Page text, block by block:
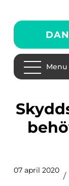
Menu
Skyddsbarriärer – när du
07 april 2020